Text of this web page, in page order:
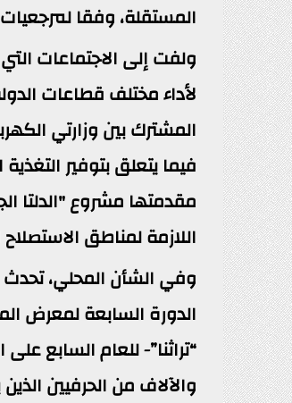
المستقلة، وفقا
ولفت إلى الاجتماعات
لأداء مختلف قطاعات
المشترك بين وزارتي
فيما يتعلق بتوفير
مقدمتها مشروع "الدلتا
اللازمة لمناطق
وفي الشأن المحلي، تحدث
“تراثنا”- للعام السابع
والآلاف من الحرفيين